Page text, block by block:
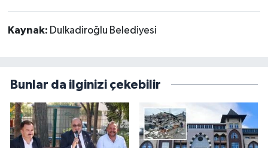
Kaynak: Dulkadiroğlu Belediyesi
Bunlar da ilginizi çekebilir